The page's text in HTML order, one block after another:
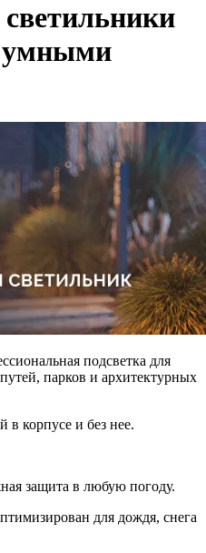
умными
подсветка для
парков и архитектурных
в корпусе и без нее.
защита в любую погоду.
для дождя, снега